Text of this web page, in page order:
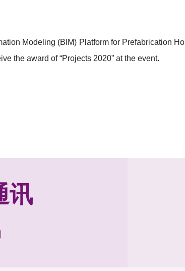
Modeling (BIM) Platform for Prefabrication
the award of “Projects 2020” at the event.
讯